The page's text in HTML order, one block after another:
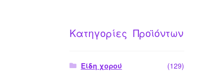
Κατηγορίες Προϊόντων
Είδη χορού
(129)